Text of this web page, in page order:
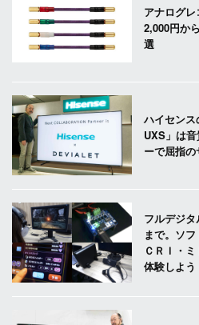
アナログレ
2,000円か
選
ハイセン
UXS」は
ーで屈指の
フルデジ
まで。ソ
ＣＲＩ・
体験しよう